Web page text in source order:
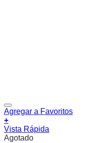
Agregar a Favoritos
+
Vista Rápida
Agotado